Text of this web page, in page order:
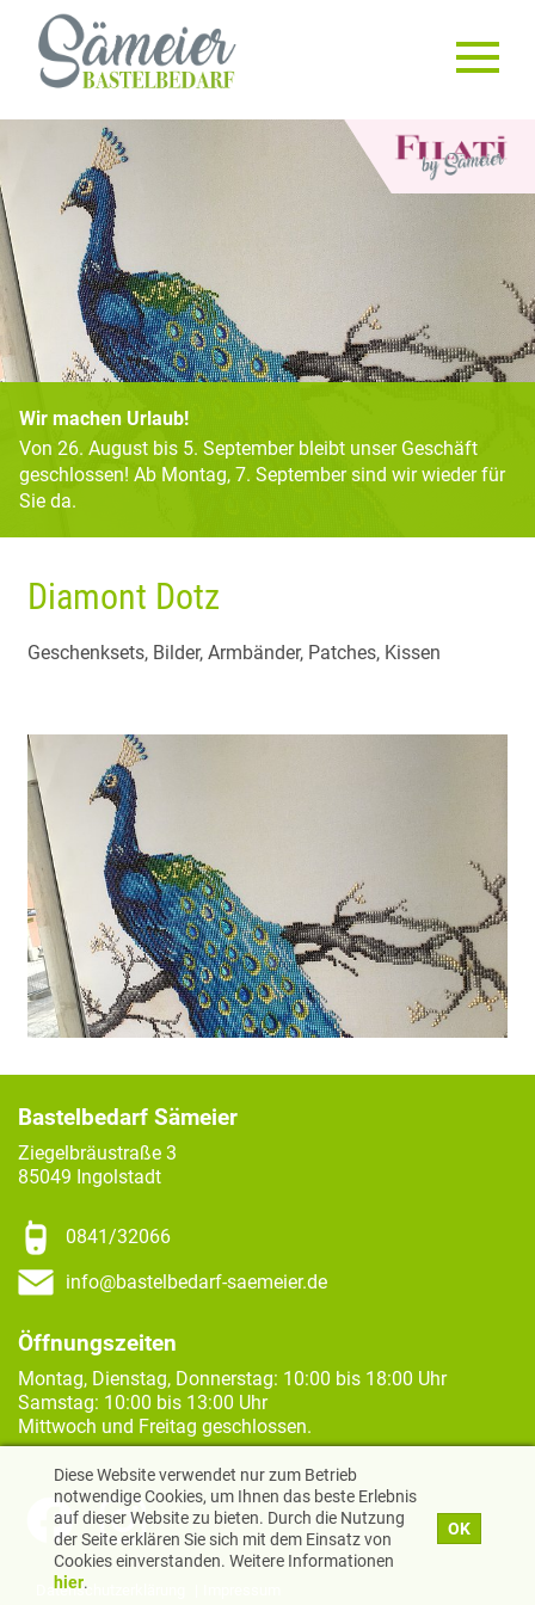
Wir machen Urlaub!
Von 26. August bis 5. September bleibt unser Geschäft
geschlossen! Ab Montag, 7. September sind wir wieder für
Sie da.
Diamont Dotz
Geschenksets, Bilder, Armbänder, Patches, Kissen
Bastelbedarf Sämeier
Ziegelbräustraße 3
85049 Ingolstadt
0841/32066
info@bastelbedarf-saemeier.de
Öffnungszeiten
Montag, Dienstag, Donnerstag: 10:00 bis 18:00 Uhr
Samstag: 10:00 bis 13:00 Uhr
Mittwoch und Freitag geschlossen.
Datenschutzerklärung
Diese Website verwendet nur zum Betrieb
notwendige Cookies, um Ihnen das beste Erlebnis
auf dieser Website zu bieten. Durch die Nutzung
der Seite erklären Sie sich mit dem Einsatz von
Cookies einverstanden. Weitere Informationen
hier.
OK